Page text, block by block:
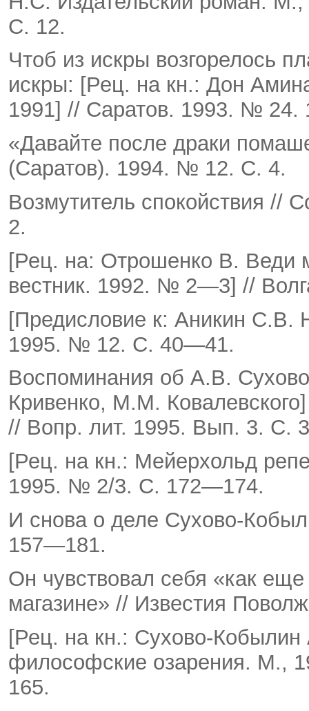
С. 12.
Чтоб из искры возгорелось
искры: [Рец. на кн.: Дон
1991] // Саратов. 1993. №
«Давайте после драки
(Саратов). 1994. № 12. С. 4.
Возмутитель спокойствия
2.
[Рец. на: Отрошенко В. Веди
вестник. 1992. № 2—3] //
[Предисловие к: Аникин
1995. № 12. С. 40—41.
Воспоминания об А.В.
Кривенко, М.М.
// Вопр. лит. 1995. Вып. 3. С.
[Рец. на кн.: Мейерхольд
1995. № 2/3. С. 172—174.
И снова о деле Сухово-
157—181.
Он чувствовал себя «как
магазине» // Известия
[Рец. на кн.: Сухово-
философские озаре­ния. М.,
165.